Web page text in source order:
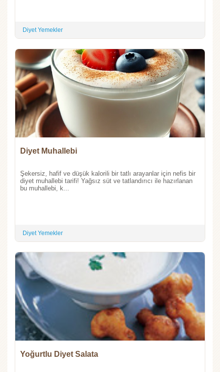
Diyet Yemekler
Diyet Muhallebi
Şekersiz, hafif ve düşük kalorili bir tatlı arayanlar için nefis bir
diyet muhallebi tarifi! Yağsız süt ve tatlandırıcı ile hazırlanan
bu muhallebi, k...
Diyet Yemekler
Yoğurtlu Diyet Salata